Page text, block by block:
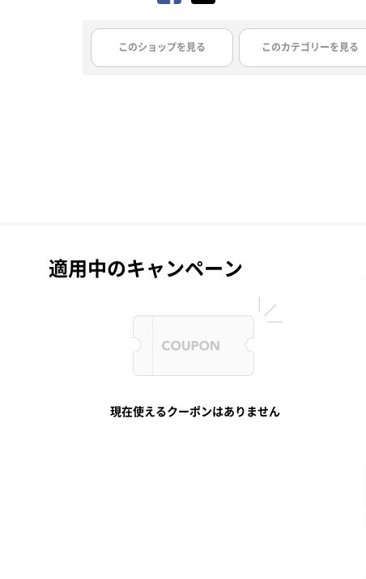
このショップを見る このカテゴリーを見る
適用中のキャンペーン
現在使えるクーポンはありません